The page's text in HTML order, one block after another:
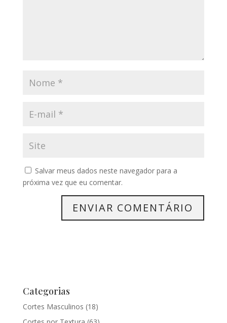
Salvar meus dados neste navegador para a
próxima vez que eu comentar.
Categorias
Cortes Masculinos (18)